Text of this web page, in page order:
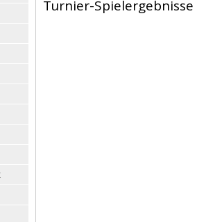
Turnier-Spielergebnisse